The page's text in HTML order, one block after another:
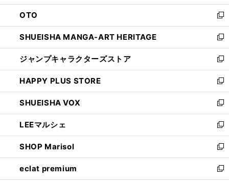
ウ
で
開
く
ン
ド
ウ
で
開
く
OTO
新
し
い
ウ
ィ
ン
ド
ウ
で
開
く
SHUEISHA MANGA-ART HERITAGE
新
し
い
ウ
ィ
ン
ド
ウ
で
開
く
ジャンプキャラクターズストア
新
し
い
ウ
ィ
ン
ド
ウ
で
開
く
HAPPY PLUS STORE
新
し
い
ウ
ィ
ン
ド
ウ
で
開
SHUEISHA VOX
新
し
い
ウ
ィ
ン
ド
ウ
LEEマルシェ
新
し
い
ウ
ィ
ン
SHOP Marisol
新
し
い
ウ
eclat premium
新
し